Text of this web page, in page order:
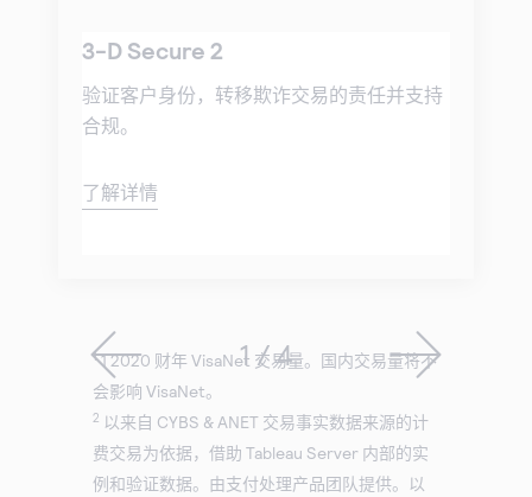
3-D Secure 2
验证客户身份，转移欺诈交易的责任并支持
合规。
了解详情
1 / 4
11 2020 财年 VisaNet 交易量。国内交易量将不
会影响 VisaNet。
2 以来自 CYBS & ANET 交易事实数据来源的计
费交易为依据，借助 Tableau Server 内部的实
例和验证数据。由支付处理产品团队提供。以